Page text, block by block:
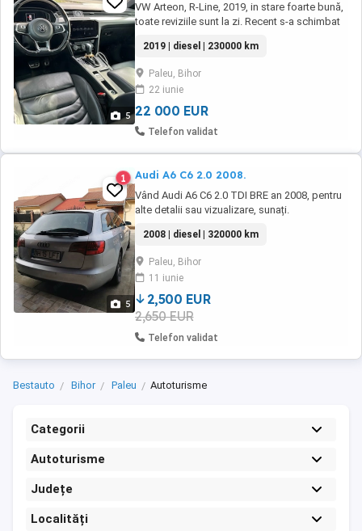
5
VW Arteon, R-Line, 2019, in stare foarte bună,
toate reviziile sunt la zi. Recent s-a schimbat
2019 | diesel | 230000 km
Paleu, Bihor
22 iunie
22 000 EUR
Telefon validat
5
1 Audi A6 C6 2.0 2008.
Vând Audi A6 C6 2.0 TDI BRE an 2008, pentru
alte detalii sau vizualizare, sunați.
2008 | diesel | 320000 km
Paleu, Bihor
11 iunie
2,500 EUR
2,650 EUR
Telefon validat
Bestauto Bihor Paleu Autoturisme
Categorii
Autoturisme
Județe
Localități